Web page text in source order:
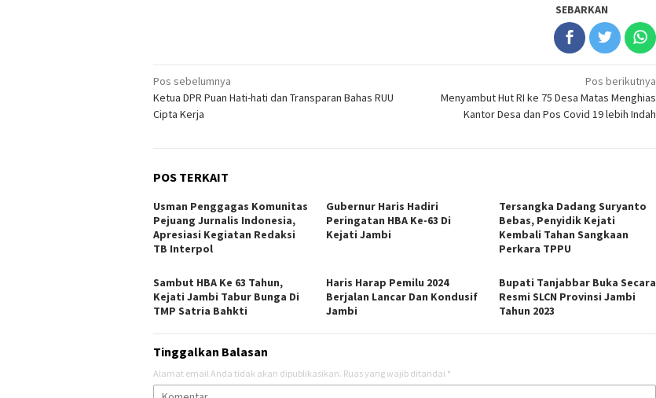
SEBARKAN
Navigasi
pos
Pos sebelumnya
Ketua DPR Puan Hati-hati dan Transparan Bahas RUU
Cipta Kerja
Pos berikutnya
Menyambut Hut RI ke 75 Desa Matas Menghias
Kantor Desa dan Pos Covid 19 lebih Indah
POS TERKAIT
Usman Penggagas Komunitas
Pejuang Jurnalis Indonesia,
Apresiasi Kegiatan Redaksi
TB Interpol
Gubernur Haris Hadiri
Peringatan HBA Ke-63 Di
Kejati Jambi
Tersangka Dadang Suryanto
Bebas, Penyidik Kejati
Kembali Tahan Sangkaan
Perkara TPPU
Sambut HBA Ke 63 Tahun,
Kejati Jambi Tabur Bunga Di
TMP Satria Bahkti
Haris Harap Pemilu 2024
Berjalan Lancar Dan Kondusif
Jambi
Bupati Tanjabbar Buka Secara
Resmi SLCN Provinsi Jambi
Tahun 2023
Tinggalkan Balasan
Alamat email Anda tidak akan dipublikasikan. Ruas yang wajib ditandai *